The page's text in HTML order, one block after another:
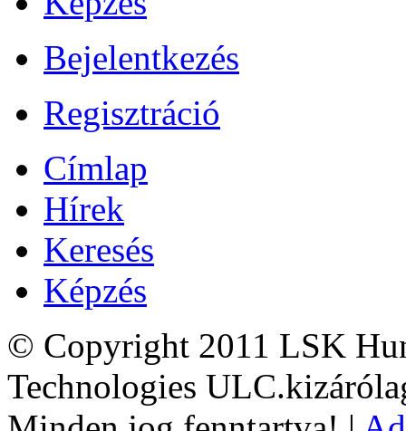
Bejelentkezés
Regisztráció
Címlap
Hírek
Keresés
Képzés
© Copyright 2011 LSK
Technologies